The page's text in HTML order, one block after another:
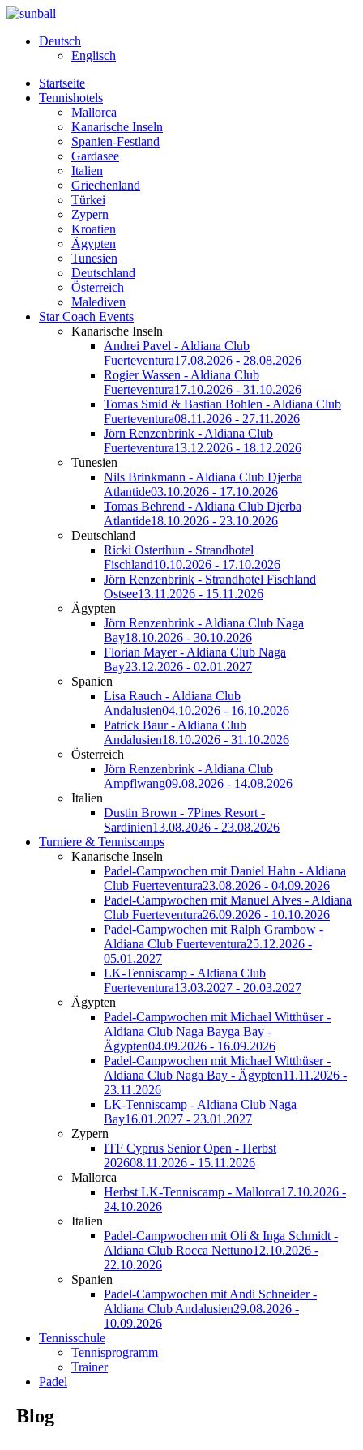
Deutsch
Englisch
Startseite
Tennishotels
Mallorca
Kanarische Inseln
Spanien-Festland
Gardasee
Italien
Griechenland
Türkei
Zypern
Kroatien
Ägypten
Tunesien
Deutschland
Österreich
Malediven
Star Coach Events
Kanarische Inseln
Andrei Pavel - Aldiana Club
Fuerteventura17.08.2026 - 28.08.2026
Rogier Wassen - Aldiana Club
Fuerteventura17.10.2026 - 31.10.2026
Tomas Smid & Bastian Bohlen - Aldiana Club
Fuerteventura08.11.2026 - 27.11.2026
Jörn Renzenbrink - Aldiana Club
Fuerteventura13.12.2026 - 18.12.2026
Tunesien
Nils Brinkmann - Aldiana Club Djerba
Atlantide03.10.2026 - 17.10.2026
Tomas Behrend - Aldiana Club Djerba
Atlantide18.10.2026 - 23.10.2026
Deutschland
Ricki Osterthun - Strandhotel
Fischland10.10.2026 - 17.10.2026
Jörn Renzenbrink - Strandhotel Fischland
Ostsee13.11.2026 - 15.11.2026
Ägypten
Jörn Renzenbrink - Aldiana Club Naga
Bay18.10.2026 - 30.10.2026
Florian Mayer - Aldiana Club Naga
Bay23.12.2026 - 02.01.2027
Spanien
Lisa Rauch - Aldiana Club
Andalusien04.10.2026 - 16.10.2026
Patrick Baur - Aldiana Club
Andalusien18.10.2026 - 31.10.2026
Österreich
Jörn Renzenbrink - Aldiana Club
Ampflwang09.08.2026 - 14.08.2026
Italien
Dustin Brown - 7Pines Resort -
Sardinien13.08.2026 - 23.08.2026
Turniere & Tenniscamps
Kanarische Inseln
Padel-Campwochen mit Daniel Hahn - Aldiana
Club Fuerteventura23.08.2026 - 04.09.2026
Padel-Campwochen mit Manuel Alves - Aldiana
Club Fuerteventura26.09.2026 - 10.10.2026
Padel-Campwochen mit Ralph Grambow -
Aldiana Club Fuerteventura25.12.2026 -
05.01.2027
LK-Tenniscamp - Aldiana Club
Fuerteventura13.03.2027 - 20.03.2027
Ägypten
Padel-Campwochen mit Michael Witthüser -
Aldiana Club Naga Bayga Bay -
Ägypten04.09.2026 - 16.09.2026
Padel-Campwochen mit Michael Witthüser -
Aldiana Club Naga Bay - Ägypten11.11.2026 -
23.11.2026
LK-Tenniscamp - Aldiana Club Naga
Bay16.01.2027 - 23.01.2027
Zypern
ITF Cyprus Senior Open - Herbst
202608.11.2026 - 15.11.2026
Mallorca
Herbst LK-Tenniscamp - Mallorca17.10.2026 -
24.10.2026
Italien
Padel-Campwochen mit Oli & Inga Schmidt -
Aldiana Club Rocca Nettuno12.10.2026 -
22.10.2026
Spanien
Padel-Campwochen mit Andi Schneider -
Aldiana Club Andalusien29.08.2026 -
10.09.2026
Tennisschule
Tennisprogramm
Trainer
Padel
Blog